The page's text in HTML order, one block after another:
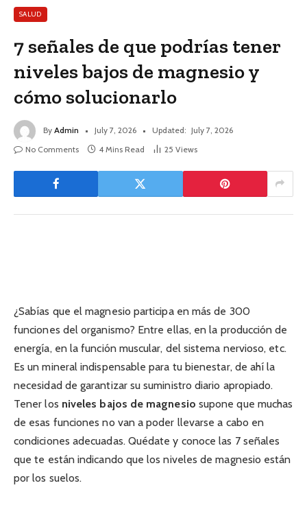
SALUD
7 señales de que podrías tener
niveles bajos de magnesio y
cómo solucionarlo
By Admin July 7, 2026 Updated: July 7, 2026
No Comments
4 Mins Read 25 Views
¿Sabías que el magnesio participa en más de 300
funciones del organismo? Entre ellas, en la producción de
energía, en la función muscular, del sistema nervioso, etc.
Es un mineral indispensable para tu bienestar, de ahí la
necesidad de garantizar su suministro diario apropiado.
Tener los niveles bajos de magnesio supone que muchas
de esas funciones no van a poder llevarse a cabo en
condiciones adecuadas. Quédate y conoce las 7 señales
que te están indicando que los niveles de magnesio están
por los suelos.